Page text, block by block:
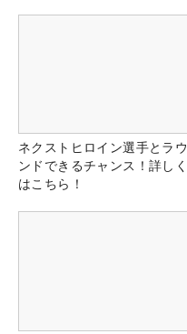
ネクストヒロイン選手とラウ
ンドできるチャンス！詳しく
はこちら！